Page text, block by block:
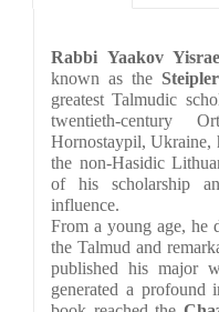
Rabbi Yaakov
known as the Steipler
greatest Talmudic
twentieth-century
Hornostaypil, Ukraine,
the non-Hasidic
of his scholarship
influence.
From a young age, he
the Talmud and
published his major
generated a